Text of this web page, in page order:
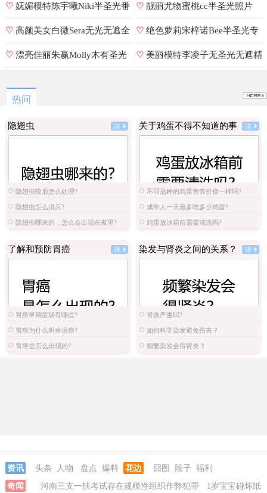
♡妩媚模特陈宇曦Niki半圣光番
号
♡ 靓丽尤物蜜桃cc半圣光照片
♡高颜美女白微Sera无光无遮全
集
♡ 绝色萝莉宋梓诺Bee半圣光专
辑
♡漂亮佳丽朱赢Molly木有圣光 ♡ 美丽模特李凌子无圣光无遮精
热问
隐翅虫 详
隐翅虫咬后怎么处理?
隐翅虫怎么消灭?
隐翅虫哪来的，怎么会出现在家里?
关于鸡蛋不得不知道的事 详
不同品种的鸡蛋营养价值一样吗?
成年人一天最多吃多少鸡蛋?
鸡蛋放冰箱前需要清洗吗?
了解和预防胃癌 详
胃癌早期症状有哪些?
胃癌为什么叫幸运癌?
胃癌是怎么出现的?
染发与肾炎之间的关系？ 详
肾炎严重吗?
如何科学染发避免伤害？
频繁染发会得肾炎？
资讯 头条 人物 盘点 爆料 花边 囧图 段子 福利
奇闻
河南三支一扶考试存在规模性组织作弊犯罪 1岁宝宝碰坏纸